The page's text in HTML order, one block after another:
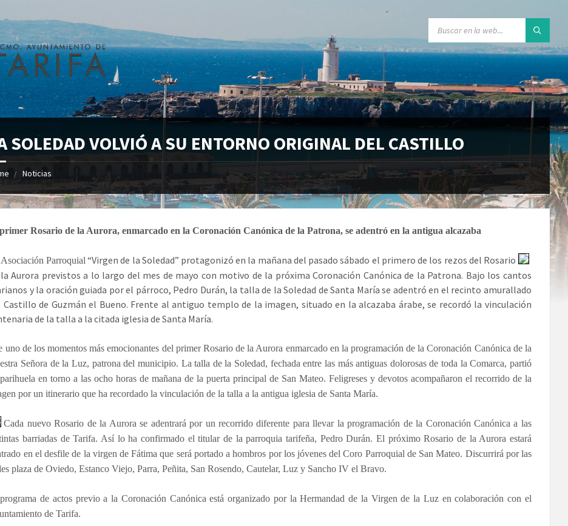
SOLEDAD VOLVIÓ A SU ENTORNO ORIGINAL DEL CASTILLO
Noticias
Rosario de la Aurora, enmarcado en la Coronación Canónica de la Patrona, se adentró en la antigua alcazaba
Parroquial “Virgen de la Soledad” protagonizó en la mañana del pasado sábado el primero de los rezos del Rosario
Aurora previstos a lo largo del mes de mayo con motivo de la próxima Coronación Canónica de la Patrona. Bajo los cantos
y la oración guiada por el párroco, Pedro Durán, la talla de la Soledad de Santa María se adentró en el recinto amurallado
Castillo de Guzmán el Bueno. Frente al antiguo templo de la imagen, situado en la alcazaba árabe, se recordó la vinculación
de la talla a la citada iglesia de Santa María.
uno de los momentos más emocionantes del primer Rosario de la Aurora enmarcado en la programación de la Coronación Canónica de la
Señora de la Luz, patrona del municipio. La talla de la Soledad, fechada entre las más antiguas dolorosas de toda la Comarca, partió
en torno a las ocho horas de mañana de la puerta principal de San Mateo. Feligreses y devotos acompañaron el recorrido de la
por un itinerario que ha recordado la vinculación de la talla a la antigua iglesia de Santa María.
Cada nuevo Rosario de la Aurora se adentrará por un recorrido diferente para llevar la programación de la Coronación Canónica a las
barriadas de Tarifa. Así lo ha confirmado el titular de la parroquia tarifeña, Pedro Durán. El próximo Rosario de la Aurora estará
en el desfile de la virgen de Fátima que será portado a hombros por los jóvenes del Coro Parroquial de San Mateo. Discurrirá por las
plaza de Oviedo, Estanco Viejo, Parra, Peñita, San Rosendo, Cautelar, Luz y Sancho IV el Bravo.
de actos previo a la Coronación Canónica está organizado por la Hermandad de la Virgen de la Luz en colaboración con el
de Tarifa.